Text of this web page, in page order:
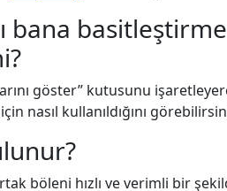
bana
göster” kutusunu
nasıl kullanıldığını
böleni hızlı ve verimli bir